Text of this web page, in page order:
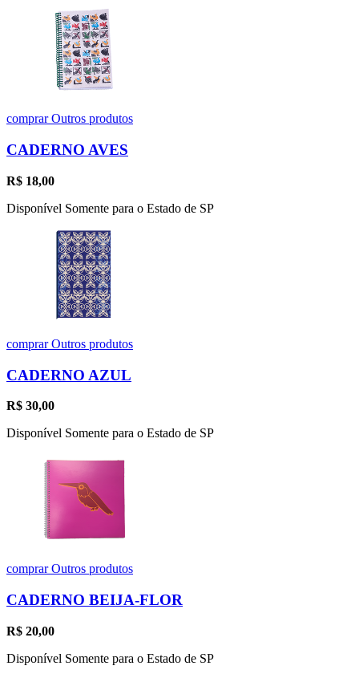
comprarOutros produtos
CADERNO AVES
R$ 18,00
Disponível Somente para o Estado de SP
comprarOutros produtos
CADERNO AZUL
R$ 30,00
Disponível Somente para o Estado de SP
comprarOutros produtos
CADERNO BEIJA-FLOR
R$ 20,00
Disponível Somente para o Estado de SP